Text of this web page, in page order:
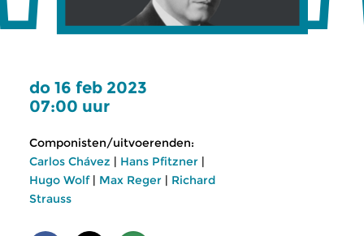
do 16 feb 2023
07:00 uur
Componisten/uitvoerenden:
Carlos Chávez | Hans Pfitzner |
Hugo Wolf| Max Reger | Richard
Strauss